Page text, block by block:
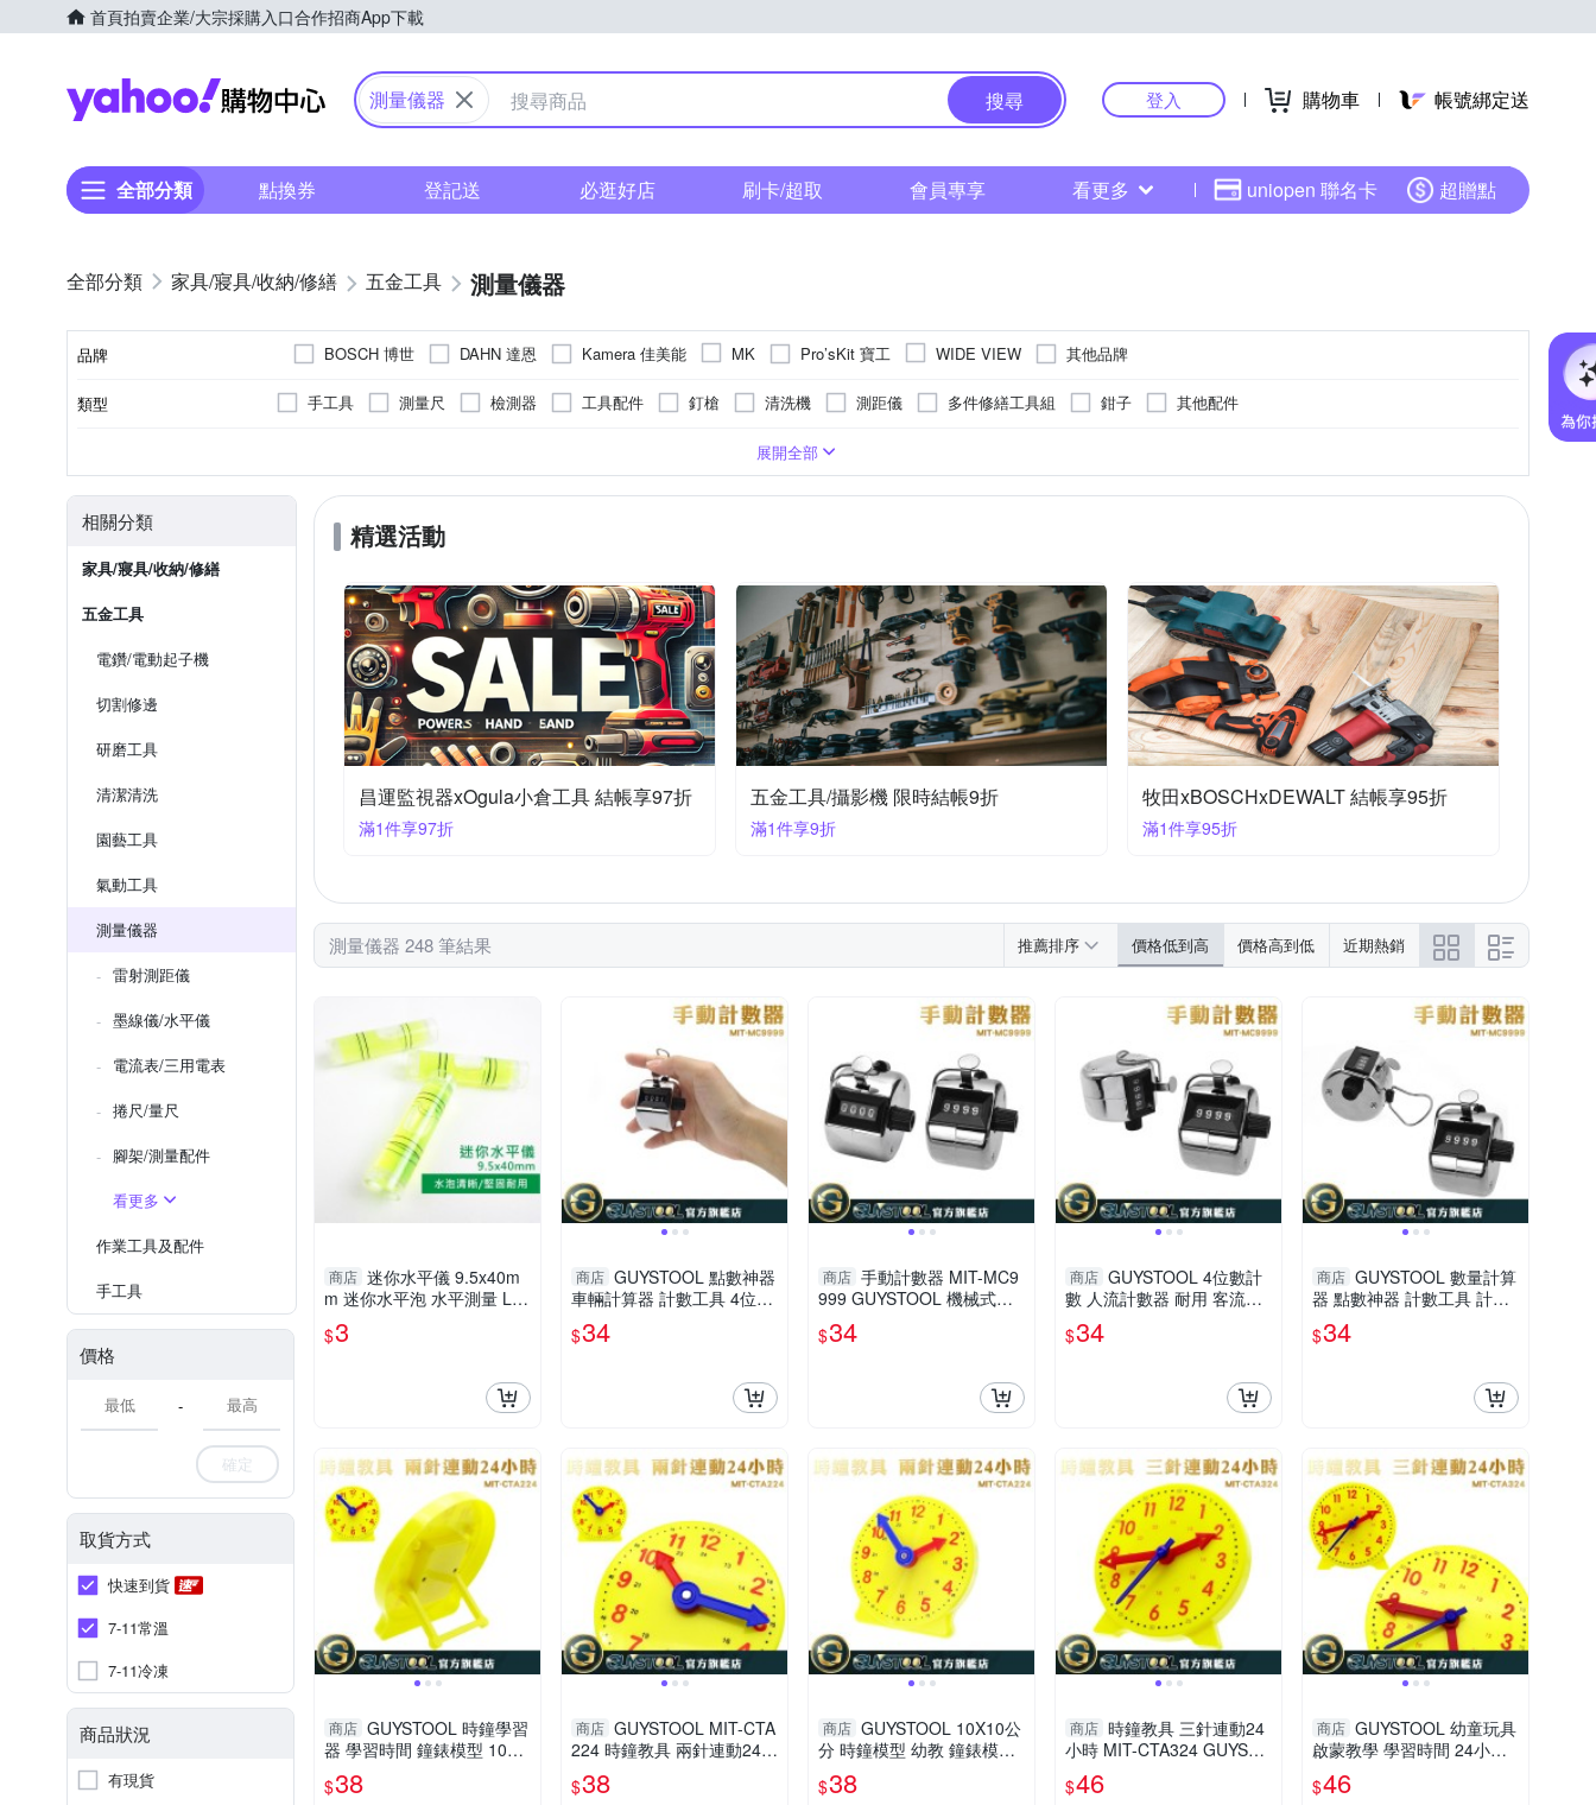
首頁拍賣企業/大宗採購入口合作招商App下載
Yahoo購物中心
測量儀器 搜尋 登入 購物車 帳號綁定送
全部分類 點換券 登記送 必逛好店 刷卡/超取 會員專享 看更多 uniopen 聯名卡 超贈點
家具/寢具/收納/修繕 五金工具 測量儀器
品牌 BOSCH 博世 DAHN 達恩 Kamera 佳美能 MK Pro’sKit 寶工 WIDE VIEW 其他品牌
類型 手工具 測量尺 檢測器 工具配件 釘槍 清洗機 測距儀 多件修繕工具組 鉗子 其他配件
展開全部
相關分類
家具/寢具/收納/修繕
五金工具
電鑽/電動起子機
切割修邊
研磨工具
清潔清洗
園藝工具
氣動工具
測量儀器
雷射測距儀
墨線儀/水平儀
電流表/三用電表
捲尺/量尺
腳架/測量配件
看更多
作業工具及配件
手工具
價格
-
確定
取貨方式
快速到貨
7-11常溫
7-11冷凍
商品狀況
有現貨
精選活動
昌運監視器xOgula小倉工具 結帳享97折
滿1件享97折
五金工具/攝影機 限時結帳9折
滿1件享9折
牧田xBOSCHxDEWALT 結帳享95折
滿1件享95折
測量儀器 248 筆結果 推薦排序 價格低到高 價格高到低 近期熱銷
商店 迷你水平儀 9.5x40m
m 迷你水平泡 水平測量 Lox
$3
商店 GUYSTOOL 點數神器
車輛計算器 計數工具 4位數
計數 精準計數 客流量點數
機械式計數器 MIT-MC9999
$34
商店 手動計數器 MIT-MC9
999 GUYSTOOL 機械式計
數器 人流計數 客流量點數
器 計數器 數量計算 手握數
$34
商店 GUYSTOOL 4位數計
數 人流計數器 耐用 客流量
點數 機械式計數器 MC9999
手握數客器 人數管控
$34
商店 GUYSTOOL 數量計算
器 點數神器 計數工具 計數
器 4位數計數 精準計數 人流
計數器 耐用
$34
商店 GUYSTOOL 時鐘學習
器 學習時間 鐘錶模型 10X1
0公分 教學時鐘 時鐘模型 幼
教 時間觀念 教材
$38
商店 GUYSTOOL MIT-CTA
224 時鐘教具 兩針連動24小
時 教學時鐘 鐘錶模型 學習
時間 2針連動 時鐘模型
$38
商店 GUYSTOOL 10X10公
分 時鐘模型 幼教 鐘錶模型
教學時鐘 時鐘玩具 MIT-CT
A224 2針連動 教材
$38
商店 時鐘教具 三針連動24
小時 MIT-CTA324 GUYSTO
OL 幼教玩具 鐘錶模型 時鐘
教學
$46
商店 GUYSTOOL 幼童玩具
啟蒙教學 學習時間 24小時
時針分針秒針 鐘錶模型 早
教 認識時間 時鐘模型
$46